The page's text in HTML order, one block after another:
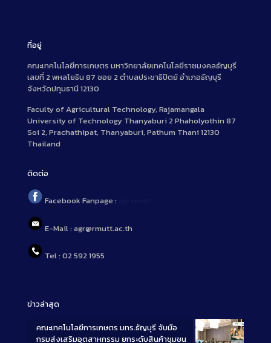
ที่อยู่
คณะเทคโนโลยีการเกษตร มหาวิทยาลัยเทคโนโลยีราชมงคลธัญบุรี
เลขที่ 2 พหลโยธิน 87 ซอย 2 ตำบลประชาธิปัตย์ อำเภอธัญบุรี
จังหวัดปทุมธานี 12130
Faculty of Agricultural Technology, Rajamangala
University of Technology Thanyaburi 2 Phaholyothin 87
Soi 2, Prachathipat, Thanyaburi, Pathum Thani 12130
Thailand
ติดต่อ
Facebook Fanpage :
E-Mail : agr@rmutt.ac.th
Tel : 02 592 1955
ข่าวล่าสุด
คณะเทคโนโลยีการเกษตร มทร.ธัญบุรี จับมือ
กรมส่งเสริมอุตสาหกรรม ยกระดับสินค้าชุมชน